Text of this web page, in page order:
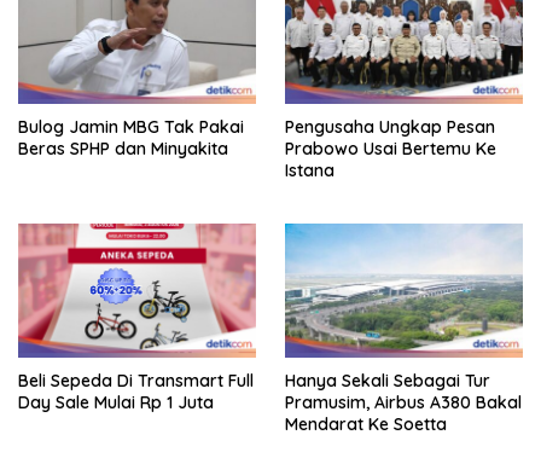
Bulog Jamin MBG Tak Pakai
Beras SPHP dan Minyakita
Pengusaha Ungkap Pesan
Prabowo Usai Bertemu Ke
Istana
Beli Sepeda Di Transmart Full
Day Sale Mulai Rp 1 Juta
Hanya Sekali Sebagai Tur
Pramusim, Airbus A380 Bakal
Mendarat Ke Soetta